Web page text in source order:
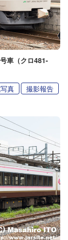
車（クロ481-
真 撮影報告